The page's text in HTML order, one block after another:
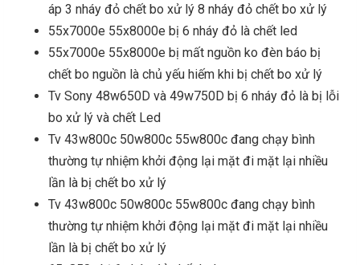
áp 3 nháy đỏ chết bo xử lý 8 nháy đỏ chết bo xử lý
55x7000e 55x8000e bị 6 nháy đỏ là chết led
55x7000e 55x8000e bị mất nguồn ko đèn báo bị
chết bo nguồn là chủ yếu hiếm khi bị chết bo xử lý
Tv Sony 48w650D và 49w750D bị 6 nháy đỏ là bị lỗi
bo xử lý và chết Led
Tv 43w800c 50w800c 55w800c đang chạy bình
thường tự nhiệm khởi động lại mặt đi mặt lại nhiều
lần là bị chết bo xử lý
Tv 43w800c 50w800c 55w800c đang chạy bình
thường tự nhiệm khởi động lại mặt đi mặt lại nhiều
lần là bị chết bo xử lý